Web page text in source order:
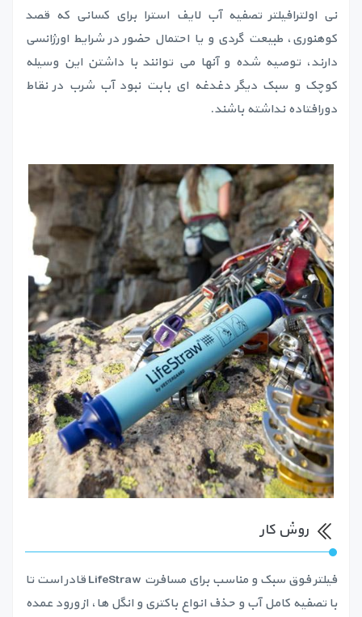
نی اولترافیلتر تصفیه آب لایف استرا برای کسانی که قصد
کوهنوری، طبیعت گردی و یا احتمال حضور در شرایط اورژانسی
دارند، توصیه شده و آنها می توانند با داشتن این وسیله
کوچک و سبک دیگر دغدغه ای بابت نبود آب شرب در نقاط
دورافتاده نداشته باشند.
روش کار
فیلتر فوق سبک و مناسب برای مسافرت LifeStraw قادر است تا
با تصفیه کامل آب و حذف انواع باکتری و انگل ها، از ورود عمده